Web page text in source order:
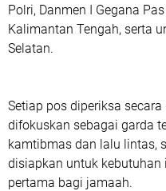
Polri, Danmen I Gegana
Kalimantan Tengah, serta
Selatan.
Setiap pos diperiksa
difokuskan sebagai garda
kamtibmas dan lalu lintas,
disiapkan untuk
pertama bagi jamaah.